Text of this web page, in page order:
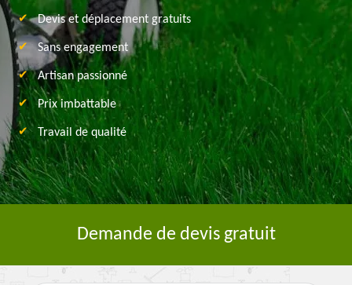
Devis et déplacement gratuits
Sans engagement
Artisan passionné
Prix imbattable
Travail de qualité
Demande de devis gratuit